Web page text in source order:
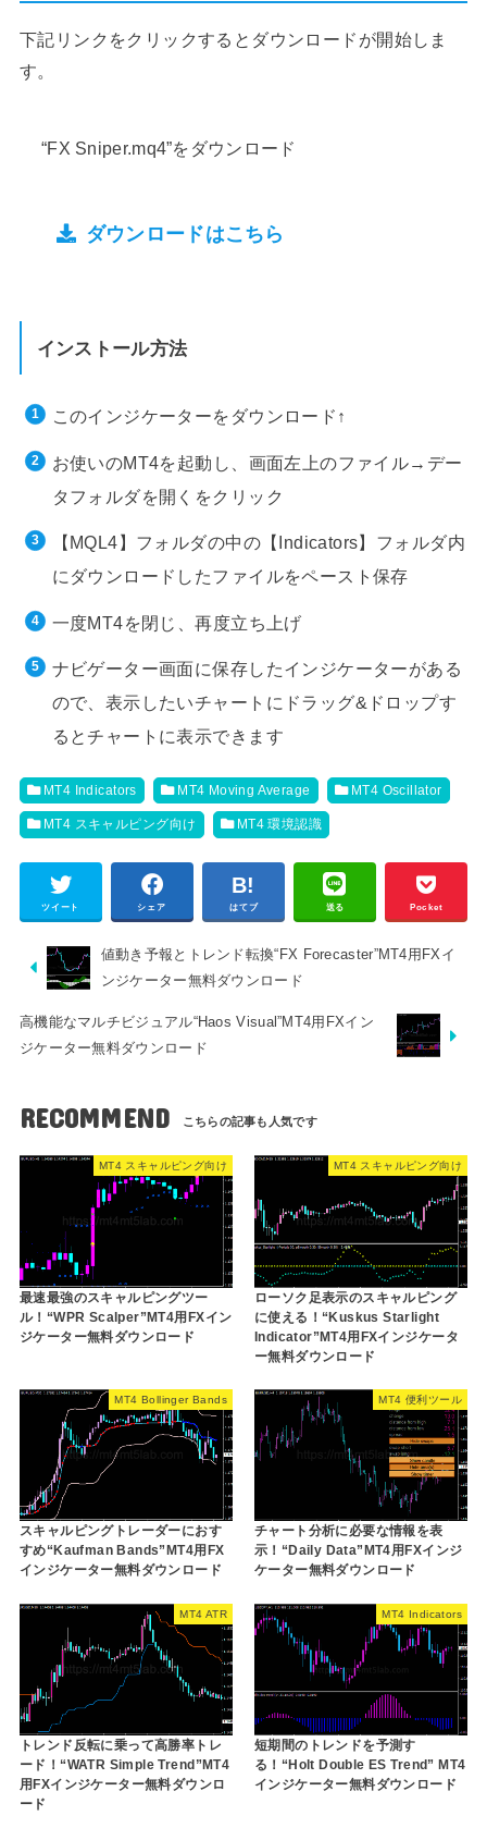
下記リンクをクリックするとダウンロードが開始しま
す。
“FX Sniper.mq4”をダウンロード
ダウンロードはこちら
インストール方法
このインジケーターをダウンロード↑
お使いのMT4を起動し、画面左上のファイル→デー
タフォルダを開くをクリック
【MQL4】フォルダの中の【Indicators】フォルダ内
にダウンロードしたファイルをペースト保存
一度MT4を閉じ、再度立ち上げ
ナビゲーター画面に保存したインジケーターがある
ので、表示したいチャートにドラッグ&ドロップす
るとチャートに表示できます
MT4 Indicators MT4 Moving Average MT4 Oscillator
MT4 スキャルピング向け MT4 環境認識
ツイート シェア はてブ 送る Pocket
値動き予報とトレンド転換“FX Forecaster”MT4用FXイ
ンジケーター無料ダウンロード
高機能なマルチビジュアル“Haos Visual”MT4用FXイン
ジケーター無料ダウンロード
RECOMMEND
MT4 スキャルピング向け
最速最強のスキャルピングツー
ル！“WPR Scalper”MT4用FXイン
ジケーター無料ダウンロード
MT4 スキャルピング向け
ローソク足表示のスキャルピング
に使える！“Kuskus Starlight
Indicator”MT4用FXインジケータ
ー無料ダウンロード
MT4 Bollinger Bands
スキャルピングトレーダーにおす
すめ“Kaufman Bands”MT4用FX
インジケーター無料ダウンロード
MT4 便利ツール
チャート分析に必要な情報を表
示！“Daily Data”MT4用FXインジ
ケーター無料ダウンロード
MT4 ATR
トレンド反転に乗って高勝率トレ
ード！“WATR Simple Trend”MT4
用FXインジケーター無料ダウンロ
ード
MT4 Indicators
短期間のトレンドを予測す
る！“Holt Double ES Trend” MT4
インジケーター無料ダウンロード